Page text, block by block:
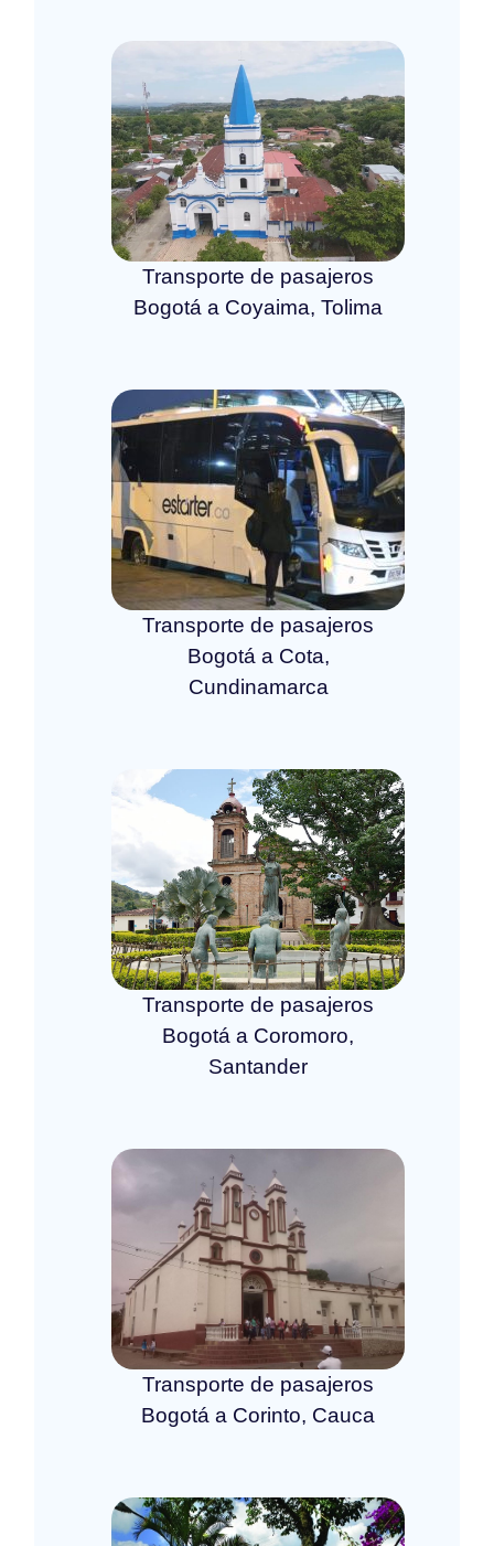
Transporte de pasajeros
Bogotá a Coyaima, Tolima
Transporte de pasajeros
Bogotá a Cota,
Cundinamarca
Transporte de pasajeros
Bogotá a Coromoro,
Santander
Transporte de pasajeros
Bogotá a Corinto, Cauca